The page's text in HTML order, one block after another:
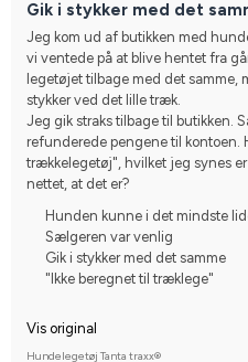
Gik i stykker med det
Jeg kom ud af butikken med
vi ventede på at blive hentet fra
legetøjet tilbage med det samme,
stykker ved det lille træk.
Jeg gik straks tilbage til butikken.
refunderede pengene til kontoen.
trækkelegetøj", hvilket jeg synes
nettet, at det er?
Hunden kunne i det mindste
Sælgeren var venlig
Gik i stykker med det samme
"Ikke beregnet til træklege"
Vis original
Hundelegetøj Tanta traxx®